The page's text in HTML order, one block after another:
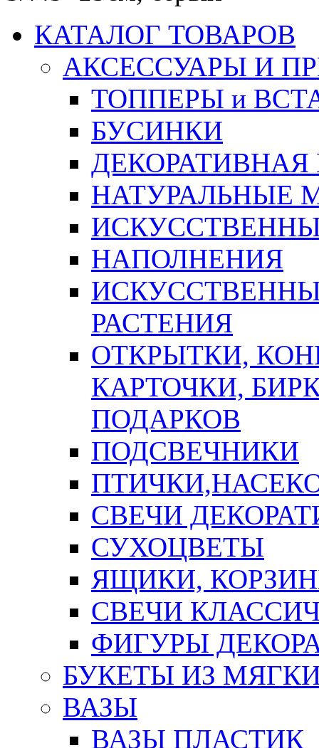
КАТАЛОГ ТОВАРОВ
АКСЕССУАРЫ И
ТОППЕРЫ и
БУСИНКИ
ДЕКОРАТИВНАЯ
НАТУРАЛЬНЫЕ
НАПОЛНЕНИЯ
РАСТЕНИЯ
ОТКРЫТКИ,
КАРТОЧКИ,
ПОДАРКОВ
ПОДСВЕЧНИКИ
СВЕЧИ
СУХОЦВЕТЫ
ЯЩИКИ,
СВЕЧИ
ФИГУРЫ
БУКЕТЫ ИЗ
ВАЗЫ
ВАЗЫ ПЛАСТИК